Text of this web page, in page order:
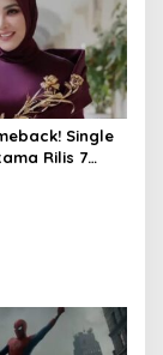
Single
Rilis 7